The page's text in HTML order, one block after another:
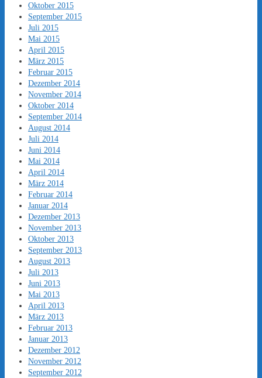
Oktober 2015
September 2015
Juli 2015
Mai 2015
April 2015
März 2015
Februar 2015
Dezember 2014
November 2014
Oktober 2014
September 2014
August 2014
Juli 2014
Juni 2014
Mai 2014
April 2014
März 2014
Februar 2014
Januar 2014
Dezember 2013
November 2013
Oktober 2013
September 2013
August 2013
Juli 2013
Juni 2013
Mai 2013
April 2013
März 2013
Februar 2013
Januar 2013
Dezember 2012
November 2012
September 2012